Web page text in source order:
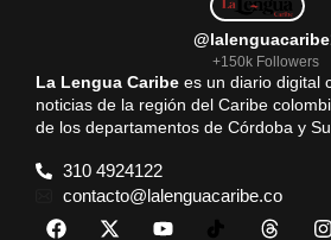
+150k Followers
La Lengua Caribe es un diario digital
noticias de la región del Caribe
de los departamentos de Córdoba y
310 4924122
contacto@lalenguacaribe.co